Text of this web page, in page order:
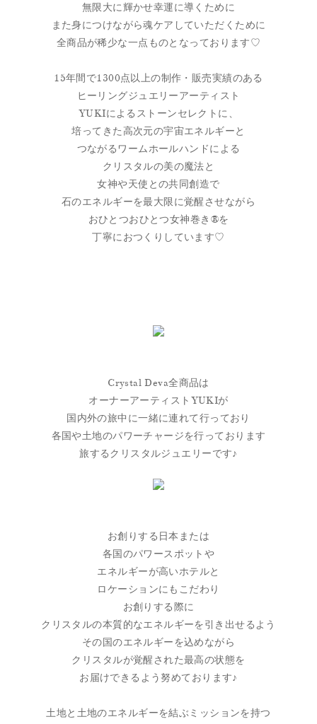
無限大に輝かせ幸運に導くために
また身につけながら魂ケアしていただくために
全商品が稀少な一点ものとなっております♡
15年間で1300点以上の制作・販売実績のある
ヒーリングジュエリーアーティスト
YUKIによるストーンセレクトに、
培ってきた高次元の宇宙エネルギーと
つながるワームホールハンドによる
クリスタルの美の魔法と
女神や天使との共同創造で
石のエネルギーを最大限に覚醒させながら
おひとつおひとつ女神巻き®を
丁寧におつくりしています♡
Crystal Deva全商品は
オーナーアーティストYUKIが
国内外の旅中に一緒に連れて行っており
各国や土地のパワーチャージを行っております
旅するクリスタルジュエリーです♪
お創りする日本または
各国のパワースポットや
エネルギーが高いホテルと
ロケーションにもこだわり
お創りする際に
クリスタルの本質的なエネルギーを引き出せるよう
その国のエネルギーを込めながら
クリスタルが覚醒された最高の状態を
お届けできるよう努めております♪
土地と土地のエネルギーを結ぶミッションを持つ